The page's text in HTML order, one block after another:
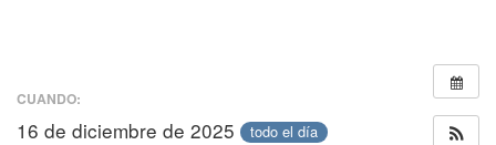
CUANDO:
16 de diciembre de 2025 todo el día